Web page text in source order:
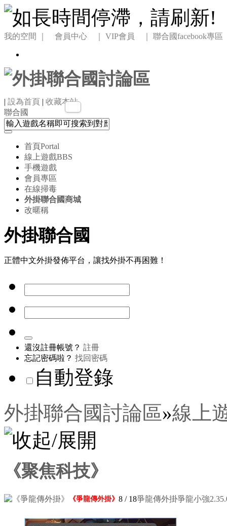
我的空間 ｜ 會員中心 ｜ VIP會員 ｜ 聯合國facebook專區
| 設為首頁 | 收藏本站
聯合國
首頁Portal
線上遊戲BBS
手機遊戲
會員專區
在線掃毒
外掛聯合國商城
改暱稱
外掛聯合國
正體中文外掛發佈平台，讓找外掛不再困難！
還沒註冊帳號？ 註冊
忘記密碼啦？ 找回密碼
自動登錄
外掛聯合國討論區»線上
《聚焦科技》
《爭龍傳外掛》 8 / 18爭龍傳外掛爭龍小強